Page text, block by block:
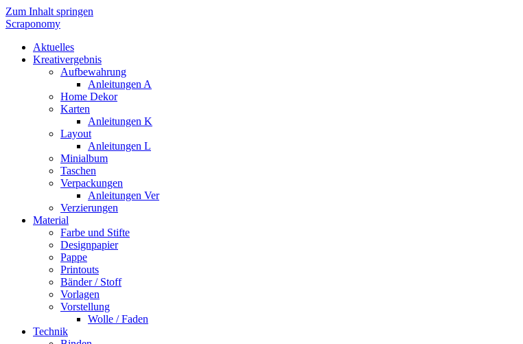
Zum Inhalt springen
Scraponomy
Aktuelles
Kreativergebnis
Aufbewahrung
Anleitungen A
Home Dekor
Karten
Anleitungen K
Layout
Anleitungen L
Minialbum
Taschen
Verpackungen
Anleitungen Ver
Verzierungen
Material
Farbe und Stifte
Designpapier
Pappe
Printouts
Bänder / Stoff
Vorlagen
Vorstellung
Wolle / Faden
Technik